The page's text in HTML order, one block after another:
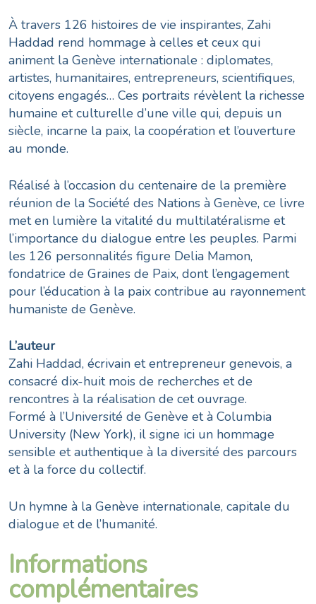
À travers 126 histoires de vie inspirantes, Zahi
Haddad rend hommage à celles et ceux qui
animent la Genève internationale : diplomates,
artistes, humanitaires, entrepreneurs, scientifiques,
citoyens engagés… Ces portraits révèlent la richesse
humaine et culturelle d’une ville qui, depuis un
siècle, incarne la paix, la coopération et l’ouverture
au monde.
Réalisé à l’occasion du centenaire de la première
réunion de la Société des Nations à Genève, ce livre
met en lumière la vitalité du multilatéralisme et
l’importance du dialogue entre les peuples. Parmi
les 126 personnalités figure Delia Mamon,
fondatrice de Graines de Paix, dont l’engagement
pour l’éducation à la paix contribue au rayonnement
humaniste de Genève.
L’auteur
Zahi Haddad, écrivain et entrepreneur genevois, a
consacré dix-huit mois de recherches et de
rencontres à la réalisation de cet ouvrage.
Formé à l’Université de Genève et à Columbia
University (New York), il signe ici un hommage
sensible et authentique à la diversité des parcours
et à la force du collectif.
Un hymne à la Genève internationale, capitale du
dialogue et de l’humanité.
Informations
complémentaires